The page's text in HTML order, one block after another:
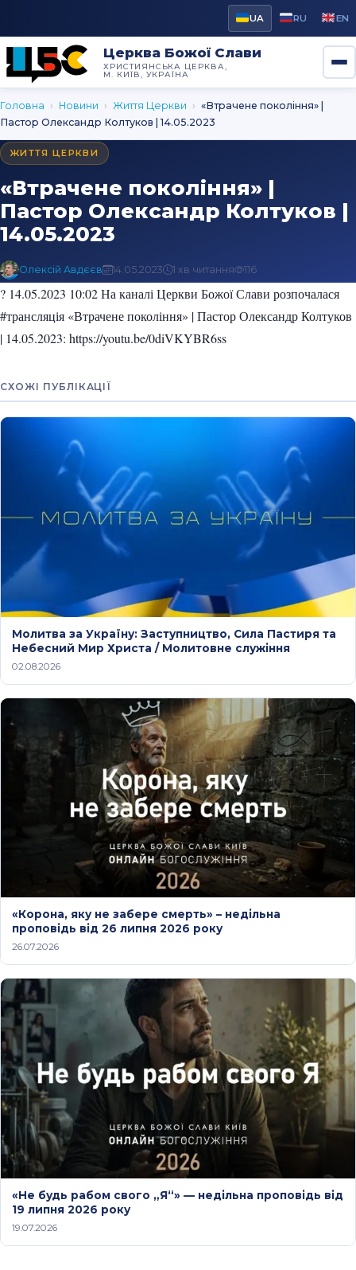
UA RU EN
Церква Божої Слави
ХРИСТИЯНСЬКА ЦЕРКВА,
М. КИЇВ, УКРАЇНА
Головна › Новини › Життя Церкви › «Втрачене покоління» |
Пастор Олександр Колтуков | 14.05.2023
ЖИТТЯ ЦЕРКВИ
«Втрачене покоління» |
Пастор Олександр Колтуков |
14.05.2023
Олексій Авдєєв 14.05.2023 1 хв читання 116
? 14.05.2023 10:02 На каналі Церкви Божої Слави розпочалася
#трансляція «Втрачене покоління» | Пастор Олександр Колтуков
| 14.05.2023: https://youtu.be/0diVKYBR6ss
СХОЖІ ПУБЛІКАЦІЇ
Молитва за Україну: Заступництво, Сила Пастиря та
Небесний Мир Христа / Молитовне служіння
02.08.2026
«Корона, яку не забере смерть» – недільна
проповідь від 26 липня 2026 року
26.07.2026
«Не будь рабом свого „Я“» — недільна проповідь від
19 липня 2026 року
19.07.2026